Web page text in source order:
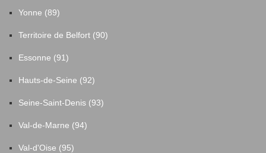
Yonne (89)
Territoire de Belfort (90)
Essonne (91)
Hauts-de-Seine (92)
Seine-Saint-Denis (93)
Val-de-Marne (94)
Val-d'Oise (95)